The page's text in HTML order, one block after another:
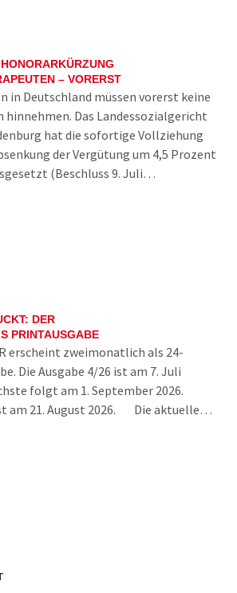
– VORERST
in Deutschland müssen vorerst keine
hinnehmen. Das Landessozialgericht
hat die sofortige Vollziehung
der Vergütung um 4,5 Prozent
(Beschluss 9. Juli…
DER
PRINTAUSGABE
erscheint zweimonatlich als 24-
Die Ausgabe 4/26 ist am 7. Juli
folgt am 1. September 2026.
am 21. August 2026. Die aktuelle…